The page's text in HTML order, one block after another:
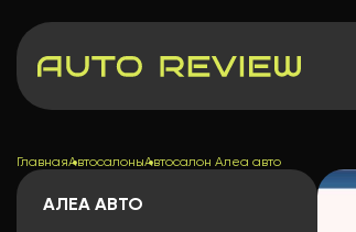
ГлавнаяАвтосалоныАвтосалон Алеа авто
АЛЕА АВТО